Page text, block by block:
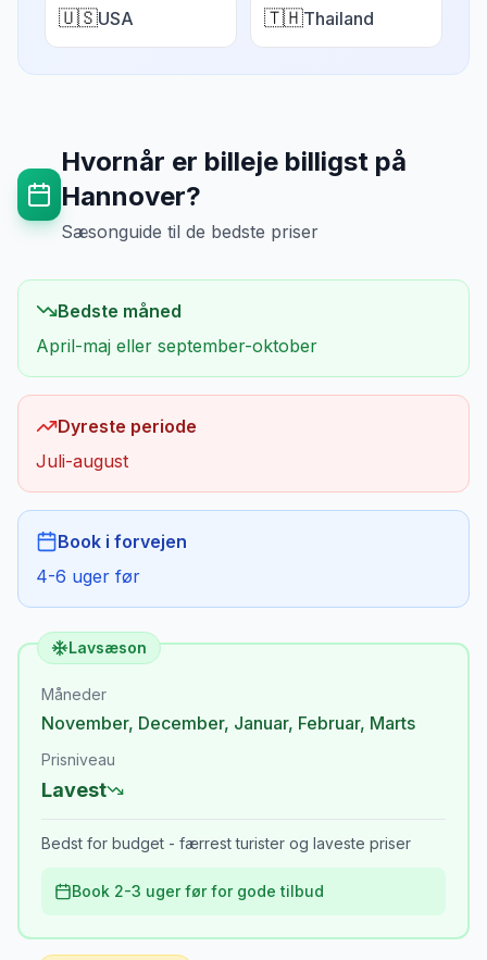
🇺🇸USA 🇹🇭Thailand
Hvornår er billeje billigst på
Hannover?
Sæsonguide til de bedste priser
Bedste måned
April-maj eller september-oktober
Dyreste periode
Juli-august
Book i forvejen
4-6 uger før
Lavsæson
Måneder
November, December, Januar, Februar, Marts
Prisniveau
Lavest
Bedst for budget - færrest turister og laveste priser
Book 2-3 uger før for gode tilbud